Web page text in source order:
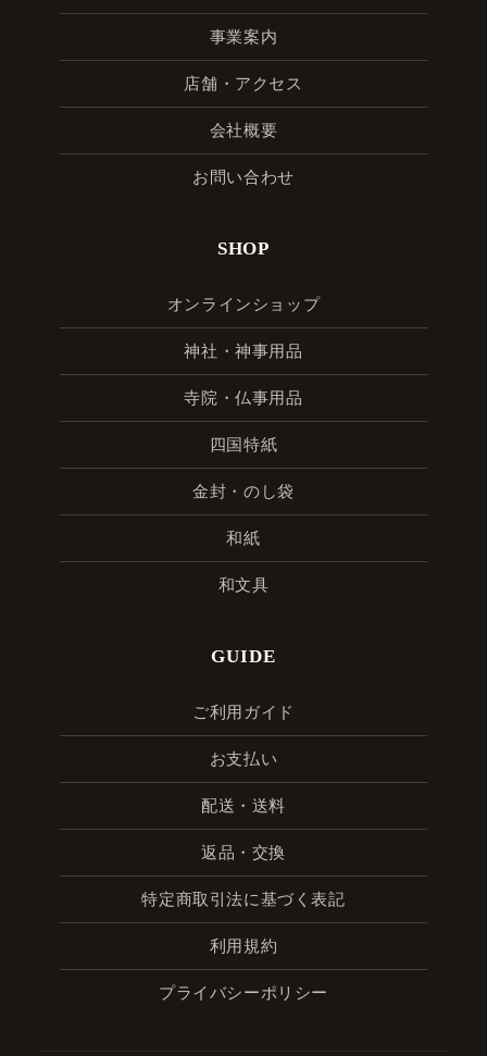
事業案内
店舗・アクセス
会社概要
お問い合わせ
SHOP
オンラインショップ
神社・神事用品
寺院・仏事用品
四国特紙
金封・のし袋
和紙
和文具
GUIDE
ご利用ガイド
お支払い
配送・送料
返品・交換
特定商取引法に基づく表記
利用規約
プライバシーポリシー